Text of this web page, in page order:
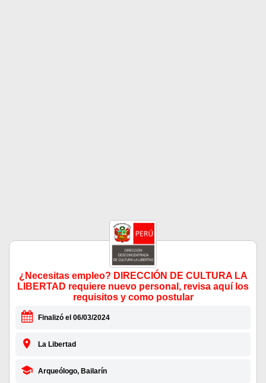
¿Necesitas empleo? DIRECCIÓN DE CULTURA LA
LIBERTAD requiere nuevo personal, revisa aquí los
requisitos y como postular
Finalizó el 06/03/2024
La Libertad
Arqueólogo, Bailarín